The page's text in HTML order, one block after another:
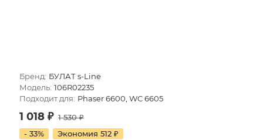
Бренд: БУЛАТ s-Line
Модель: 106R02235
Подходит для: Phaser 6600, WC 6605
1 018 ₽ 1 530₽
- 33%
Экономия 512 ₽